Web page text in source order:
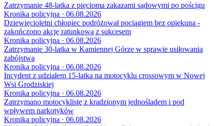
Zatrzymanie 48-latka z pięcioma zakazami sądowymi po pościgu
Kronika policyjna · 06.08.2026
Dziewięcioletni chłopiec podróżował pociągiem bez opiekuna -
zakończono akcję ratunkową z sukcesem
Kronika policyjna · 06.08.2026
Zatrzymanie 30-latka w Kamiennej Górze w sprawie usiłowania
zabójstwa
Kronika policyjna · 06.08.2026
Incydent z udziałem 15-latka na motocyklu crossowym w Nowej
Wsi Grodziskiej
Kronika policyjna · 06.08.2026
Zatrzymano motocyklistę z kradzionym jednośladem i pod
wpływem narkotyków
Kronika policyjna · 06.08.2026